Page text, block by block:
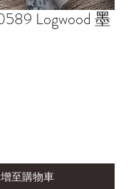
Logwood 墨
至購物車